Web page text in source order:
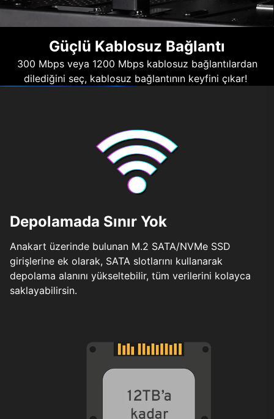
Güçlü Kablosuz Bağlantı
300 Mbps veya 1200 Mbps kablosuz bağlantılardan
dilediğini seç, kablosuz bağlantının keyfini çıkar!
Depolamada Sınır Yok
Anakart üzerinde bulunan M.2 SATA/NVMe SSD
girişlerine ek olarak, SATA slotlarını kullanarak
depolama alanını yükseltebilir, tüm verilerini kolayca
saklayabilirsin.